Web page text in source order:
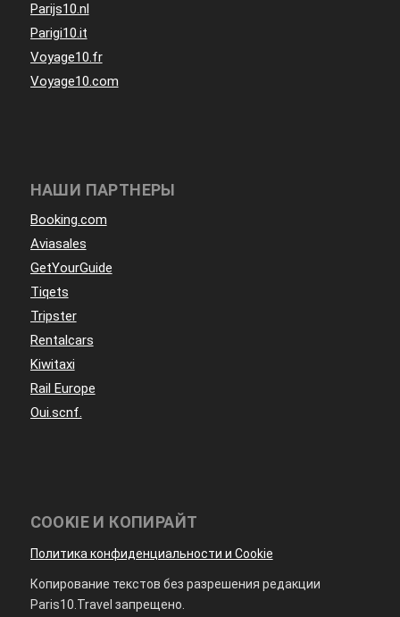
Parijs10.nl
Parigi10.it
Voyage10.fr
Voyage10.com
НАШИ ПАРТНЕРЫ
Booking.com
Aviasales
GetYourGuide
Tiqets
Tripster
Rentalcars
Kiwitaxi
Rail Europe
Oui.scnf.
COOKIE И КОПИРАЙТ
Политика конфиденциальности и Cookie
Копирование текстов без разрешения редакции
Paris10.Travel запрещено.